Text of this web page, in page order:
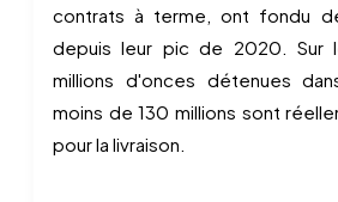
contrats à terme, ont fondu
depuis leur pic de 2020. Sur
millions d'onces détenues
moins de 130 millions sont
pour la livraison.